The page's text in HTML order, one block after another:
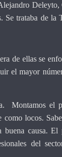
Se trataba de la
de ellas se
el mayor
Montamos el
locos.
buena causa.
del